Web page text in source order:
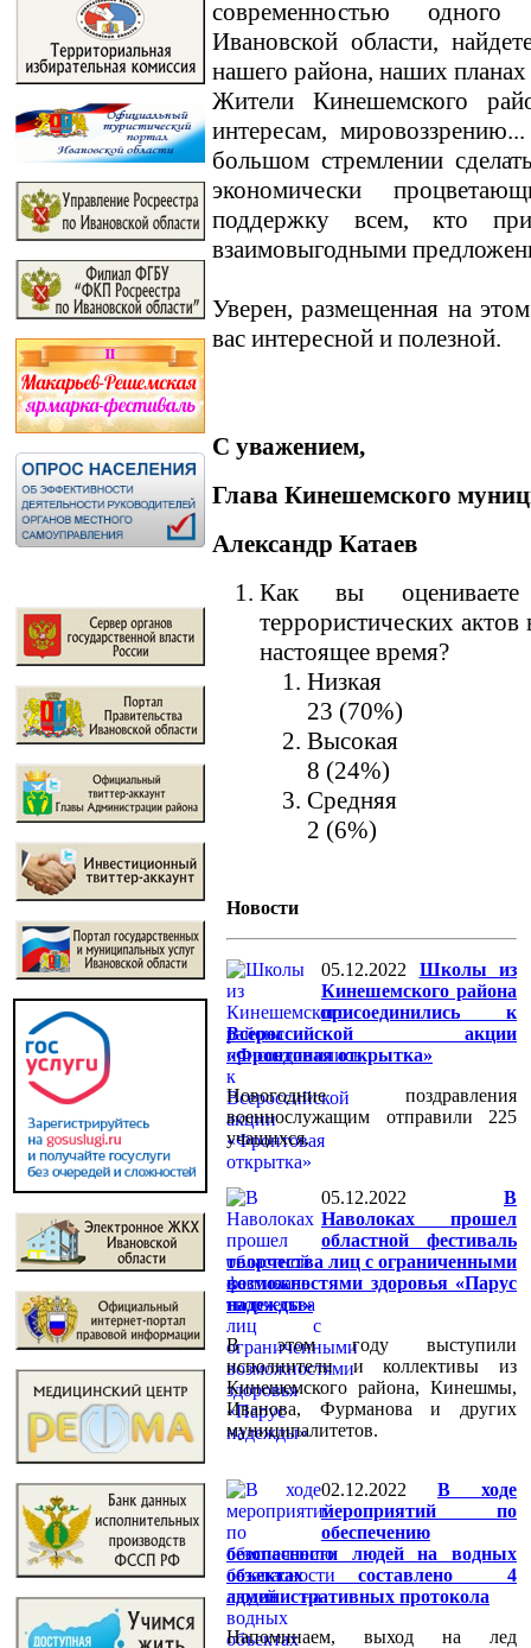
современностью
Ивановской области,
нашего района, наших
Жители Кинешемского
интересам,
большом стремлении
экономически
поддержку всем, кто
взаимовыгодными
Уверен, размещенная на
вас интересной и полезной.
С уважением,
Глава Кинешемского
Александр Катаев
Как вы оцениваете
террористических
настоящее время?
Низкая
23 (70%)
Высокая
8 (24%)
Средняя
2 (6%)
Новости
05.12.2022
Школы из
Кинешемского района
присоединились к
Всероссийской акции
«Фронтовая открытка»
Новогодние поздравления
военнослужащим отправили 225
учащихся.
05.12.2022
В
Наволоках прошел
областной фестиваль
творчества лиц с ограниченными
возможностями здоровья «Парус
надежды»
В этом году выступили
исполнители и коллективы из
Кинешемского района, Кинешмы,
Иванова, Фурманова и других
муниципалитетов.
02.12.2022
В ходе
мероприятий по
обеспечению
безопасности людей на водных
объектах составлено 4
административных протокола
Напоминаем, выход на лед